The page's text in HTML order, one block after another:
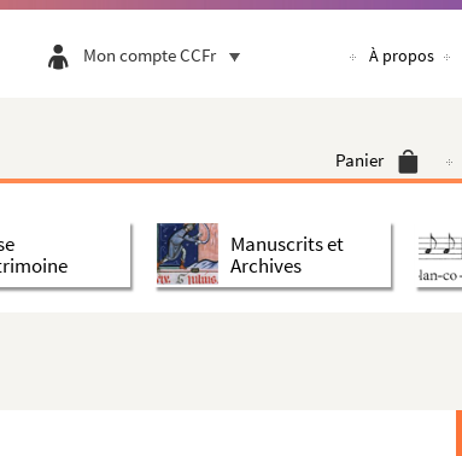
Mon compte CCFr À propos
Panier
Manuscrits et
Archives